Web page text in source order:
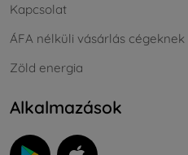
Kapcsolat
ÁFA nélküli vásárlás cégeknek
Zöld energia
Alkalmazások